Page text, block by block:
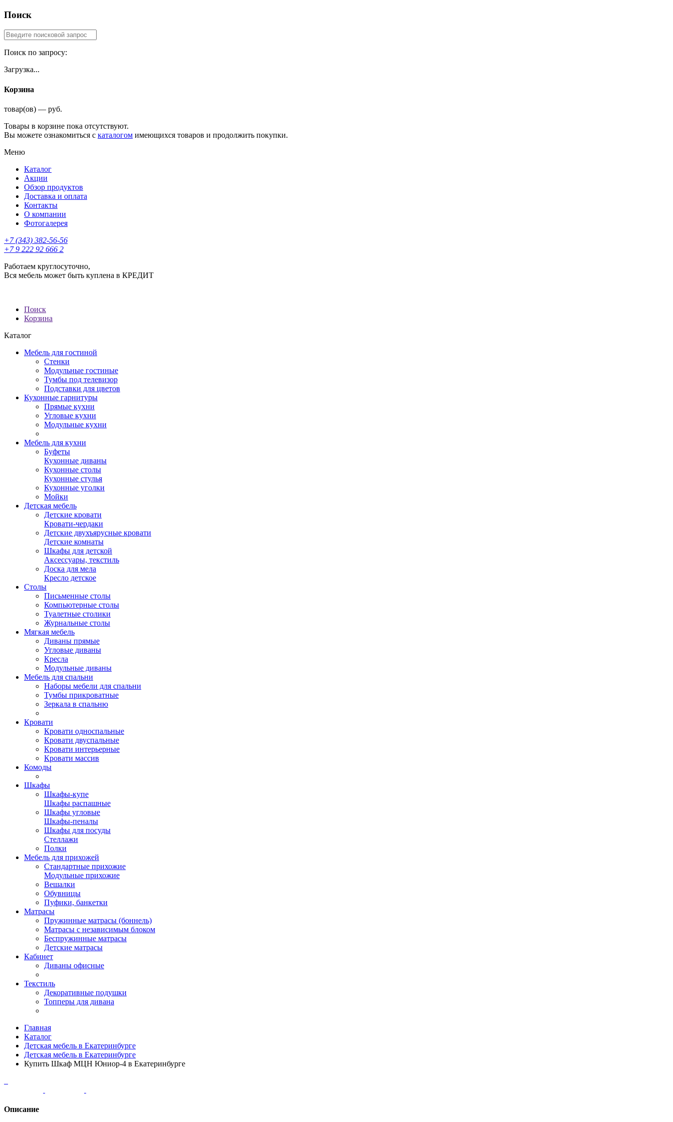
Поиск
Поиск по запросу:
Загрузка...
Корзина
товар(ов) — руб.
Товары в корзине пока отсутствуют.
Вы можете ознакомиться с каталогом имеющихся товаров и продолжить покупки.
Меню
Каталог
Акции
Обзор продуктов
Доставка и оплата
Контакты
О компании
Фотогалерея
+7 (343) 382-56-56
+7 9 222 92 666 2
Работаем круглосуточно,
Вся мебель может быть куплена в КРЕДИТ
Поиск
Корзина
Каталог
Мебель для гостиной
Стенки
Модульные гостиные
Тумбы под телевизор
Подставки для цветов
Кухонные гарнитуры
Прямые кухни
Угловые кухни
Модульные кухни
Мебель для кухни
Буфеты
Кухонные диваны
Кухонные столы
Кухонные стулья
Кухонные уголки
Мойки
Детская мебель
Детские кровати
Кровати-чердаки
Детские двухъярусные кровати
Детские комнаты
Шкафы для детской
Аксессуары, текстиль
Доска для мела
Кресло детское
Столы
Письменные столы
Компьютерные столы
Туалетные столики
Журнальные столы
Мягкая мебель
Диваны прямые
Угловые диваны
Кресла
Модульные диваны
Мебель для спальни
Наборы мебели для спальни
Тумбы прикроватные
Зеркала в спальню
Кровати
Кровати односпальные
Кровати двуспальные
Кровати интерьерные
Кровати массив
Комоды
Шкафы
Шкафы-купе
Шкафы распашные
Шкафы угловые
Шкафы-пеналы
Шкафы для посуды
Стеллажи
Полки
Мебель для прихожей
Стандартные прихожие
Модульные прихожие
Вешалки
Обувницы
Пуфики, банкетки
Матрасы
Пружинные матрасы (боннель)
Матрасы с независимым блоком
Беспружинные матрасы
Детские матрасы
Кабинет
Диваны офисные
Текстиль
Декоративные подушки
Топперы для дивана
Главная
Каталог
Детская мебель в Екатеринбурге
Детская мебель в Екатеринбурге
Купить Шкаф МЦН Юниор-4 в Екатеринбурге
Описание